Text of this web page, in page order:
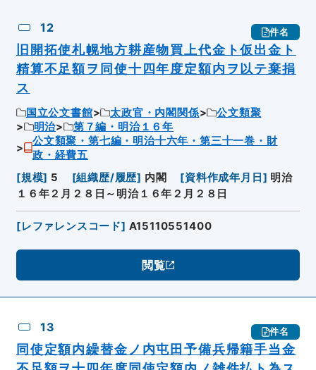
12 件名
旧開拓使札幌地方耕産物買上代金ト仮出金ト
精算不足額ヲ同使十四年度定額内ヲ以テ棄捐
ス
国立公文書館 太政官・内閣関係
公文類聚
明治
第７編・明治１６年
公文類聚・第七編・明治十六年・第三十一巻・財
政・経費五
[規模] 5 [組織歴/履歴] 内閣 [資料作成年月日 ] 明治
１６年２月２８日～明治１６年２月２８日
[レファレンスコード] A15110551400
閲覧
13 件名
同使定額内繰替金ノ内屯田予備兵帰籍手当金